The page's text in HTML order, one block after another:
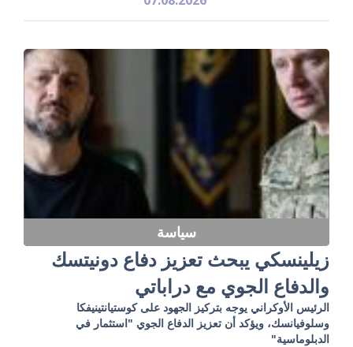
سياسة
زيلينسكي يبحث تعزيز دفاع دونيتسك
والدفاع الجوي مع دراباتي
الرئيس الأوكراني يوجه بتركيز الجهود على كوستيانتينيفكا
وسلوفيانسك، ويؤكد أن تعزيز الدفاع الجوي "استثمار في
الدبلوماسية"